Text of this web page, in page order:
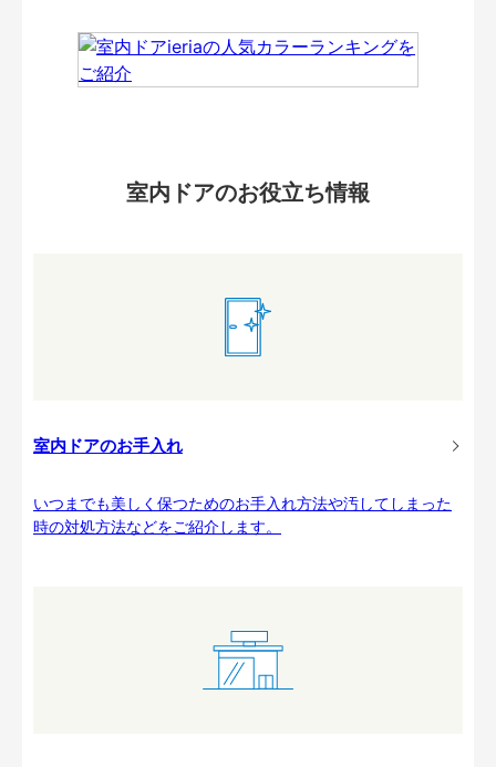
室内ドアのお役立ち情報
室内ドアのお手入れ
いつまでも美しく保つためのお手入れ方法や汚してしまった
時の対処方法などをご紹介します。